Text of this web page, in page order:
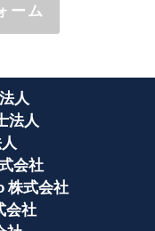
ーム
人
法人
会社
株式会社
会社